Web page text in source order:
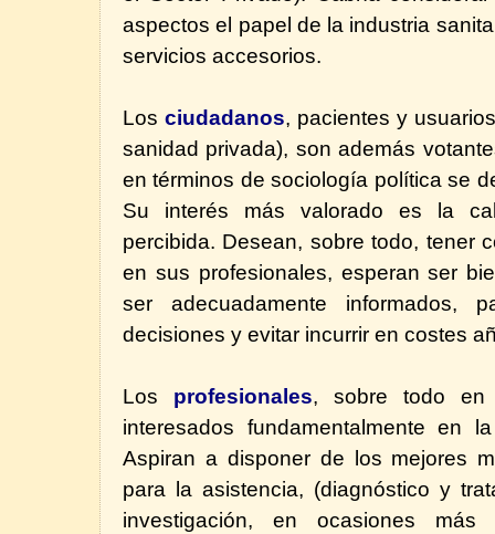
aspectos el papel de la industria
servicios accesorios.
Losciudadanos, pacientes y
sanidad privada), son además
en términos de sociología política se
Su interés más valorado es la
percibida. Desean, sobre todo, tener
en sus profesionales, esperan ser
ser adecuadamente informados,
decisiones y evitar incurrir en costes
Los profesionales, sobre todo en
interesados fundamentalmente en
Aspiran a disponer de los mejores
para la asistencia, (diagnóstico y
investigación, en ocasiones más